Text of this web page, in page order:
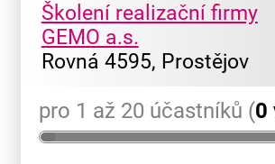
Školení realizační firmy
GEMO a.s.
Rovná 4595, Prostějov
pro 1 až 20 účastníků (0